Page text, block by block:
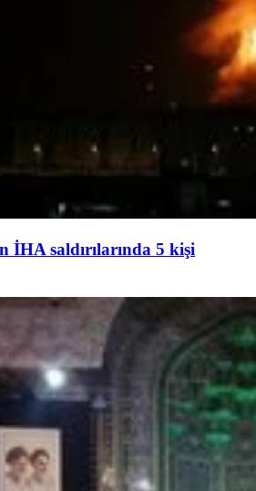
İHA saldırılarında 5 kişi